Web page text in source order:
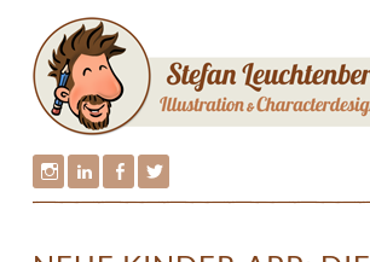
Springe
zum
Inhalt
StefanStefanStefanStefan